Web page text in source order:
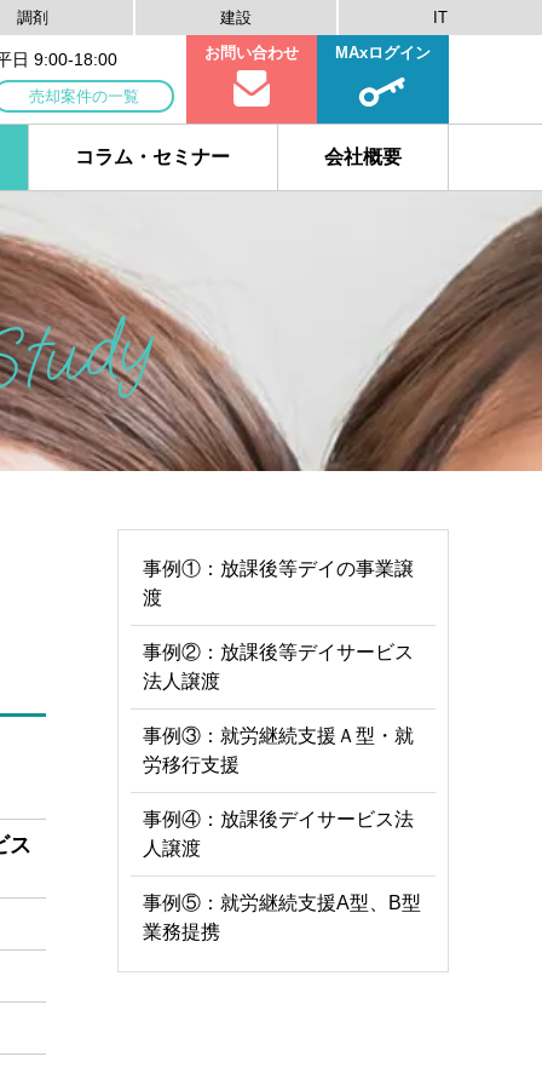
調剤 建設 IT
日 9:00-18:00
売却案件の一覧
お問い合わせ MAxログイン
コラム・セミナー 会社概要
ス
事例①：放課後等デイの事業譲
渡
事例②：放課後等デイサービス
法人譲渡
事例③：就労継続支援Ａ型・就
労移行支援
事例④：放課後デイサービス法
人譲渡
事例⑤：就労継続支援A型、B型
業務提携